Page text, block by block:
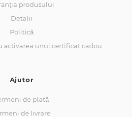
produsului
Detalii
Politică
activarea unui certificat cadou
Ajutor
de plată
de livrare